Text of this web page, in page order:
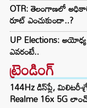
OTR: తెలంగాణలో అధికార
రూట్‌ ఎంచుకుందా..?
UP Elections:
ఎవరంటే..
ట్రెండింగ్‌
144Hz డిస్‌ప్లే, మిలిటరీ-
Realme 16x 5G